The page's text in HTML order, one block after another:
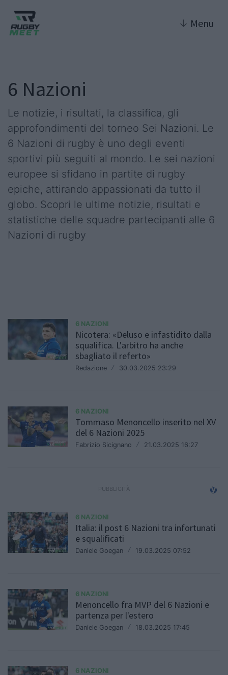
↓ Menu
6 Nazioni
Le notizie, i risultati, la classifica, gli
approfondimenti del torneo Sei Nazioni. Le
6 Nazioni di rugby è uno degli eventi
sportivi più seguiti al mondo. Le sei nazioni
europee si sfidano in partite di rugby
epiche, attirando appassionati da tutto il
globo. Scopri le ultime notizie, risultati e
statistiche delle squadre partecipanti alle 6
Nazioni di rugby
6 NAZIONI
Nicotera: «Deluso e infastidito dalla
squalifica. L'arbitro ha anche
sbagliato il referto»
Redazione / 30.03.2025 23:29
6 NAZIONI
Tommaso Menoncello inserito nel XV
del 6 Nazioni 2025
Fabrizio Sicignano / 21.03.2025 16:27
6 NAZIONI
Italia: il post 6 Nazioni tra infortunati
e squalificati
Daniele Goegan / 19.03.2025 07:52
6 NAZIONI
Menoncello fra MVP del 6 Nazioni e
partenza per l'estero
Daniele Goegan / 18.03.2025 17:45
6 NAZIONI